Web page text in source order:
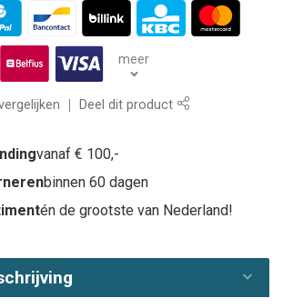
meer
Deel dit product
vanaf € 100,-
binnen 60 dagen
én de grootste van Nederland!